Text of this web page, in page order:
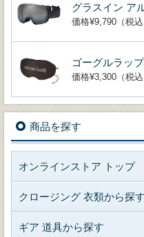
グラスイン ア
価格¥9,790（税込
ゴーグルラッ
価格¥3,300（税込
商品を探す
オンラインストア トップ
クロージング 衣類から探す
ギア 道具から探す